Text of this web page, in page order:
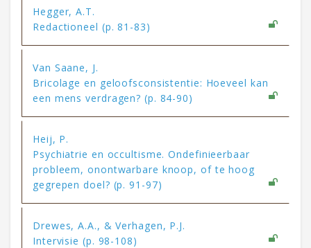
Hegger, A.T.
Redactioneel (p. 81-83)
Van Saane, J.
Bricolage en geloofsconsistentie: Hoeveel kan
een mens verdragen? (p. 84-90)
Heij, P.
Psychiatrie en occultisme. Ondefinieerbaar
probleem, onontwarbare knoop, of te hoog
gegrepen doel? (p. 91-97)
Drewes, A.A., & Verhagen, P.J.
Intervisie (p. 98-108)